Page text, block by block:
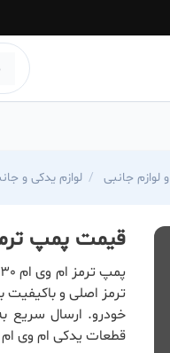
جانبی لوازم یدکی و
قیمت پمپ ترمز ام وی
خودرو. ارسال سریع
قطعات یدکی ام وی ام 530.